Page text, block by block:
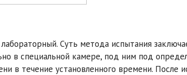
Суть метода испытания
в специальной камере, под ним под
в течение установленного времени. После